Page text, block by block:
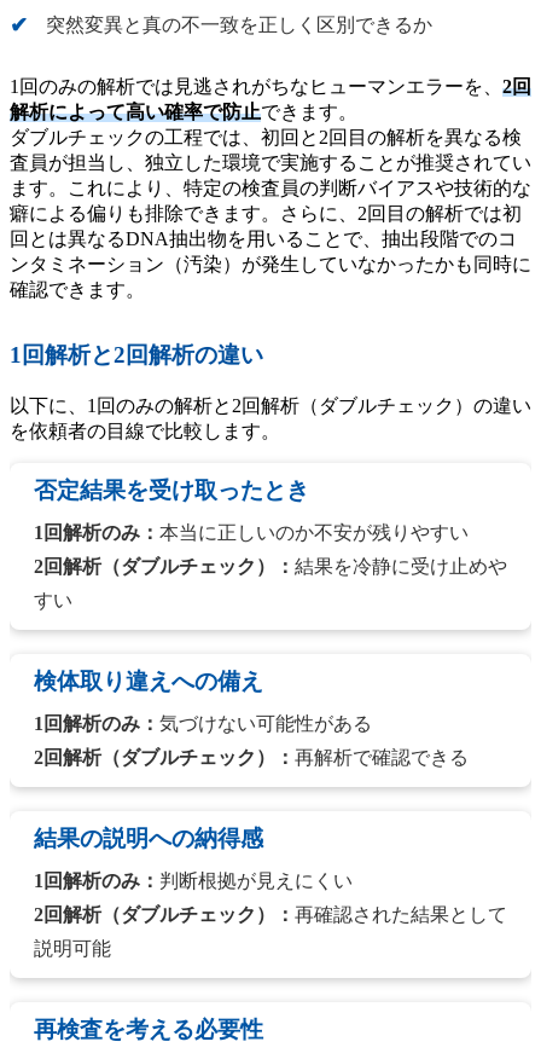
突然変異と真の不一致を正しく区別できるか
1回のみの解析では見逃されがちなヒューマンエラーを、 2回
解析によって高い確率で防止できます。
ダブルチェックの工程では、初回と2回目の解析を異なる検
査員が担当し、独立した環境で実施することが推奨されてい
ます。これにより、特定の検査員の判断バイアスや技術的な
癖による偏りも排除できます。さらに、2回目の解析では初
回とは異なるDNA抽出物を用いることで、抽出段階でのコ
ンタミネーション（汚染）が発生していなかったかも同時に
確認できます。
1回解析と2回解析の違い
以下に、1回のみの解析と2回解析（ダブルチェック）の違い
を依頼者の目線で比較します。
否定結果を受け取ったとき
1回解析のみ： 本当に正しいのか不安が残りやすい
2回解析（ダブルチェック）： 結果を冷静に受け止めや
すい
検体取り違えへの備え
1回解析のみ： 気づけない可能性がある
2回解析（ダブルチェック）： 再解析で確認できる
結果の説明への納得感
1回解析のみ： 判断根拠が見えにくい
2回解析（ダブルチェック）： 再確認された結果として
説明可能
再検査を考える必要性